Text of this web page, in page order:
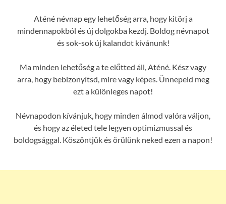
Aténé névnap egy lehetőség arra, hogy kitörj a
mindennapokból és új dolgokba kezdj. Boldog névnapot
és sok-sok új kalandot kívánunk!
Ma minden lehetőség a te előtted áll, Aténé. Kész vagy
arra, hogy bebizonyítsd, mire vagy képes. Ünnepeld meg
ezt a különleges napot!
Névnapodon kívánjuk, hogy minden álmod valóra váljon,
és hogy az életed tele legyen optimizmussal és
boldogsággal. Köszöntjük és örülünk neked ezen a napon!